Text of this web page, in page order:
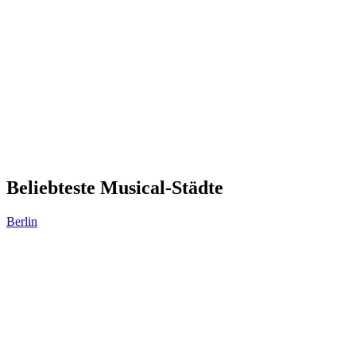
Beliebteste Musical-Städte
Berlin